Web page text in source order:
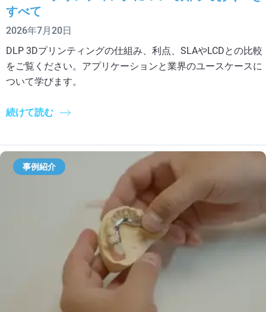
すべて
2026年7月20日
DLP 3Dプリンティングの仕組み、利点、SLAやLCDとの比較
をご覧ください。アプリケーションと業界のユースケースに
ついて学びます。
続けて読む
事例紹介